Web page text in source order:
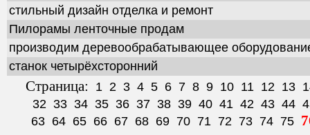
стильный дизайн отделка и ремонт
Пилорамы ленточные продам
производим деревообрабатывающее
станок четырёхсторонний
Страница: 1 2 3 4 5 6 7 8 9 10 11 12 13
32 33 34 35 36 37 38 39 40 41 42 43 44
63 64 65 66 67 68 69 70 71 72 73 74 75